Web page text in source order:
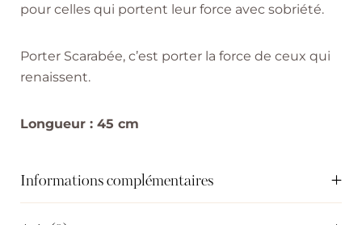
pour celles qui portent leur force avec sobriété.
Porter Scarabée, c’est porter la force de ceux qui
renaissent.
Longueur : 45 cm
Informations complémentaires